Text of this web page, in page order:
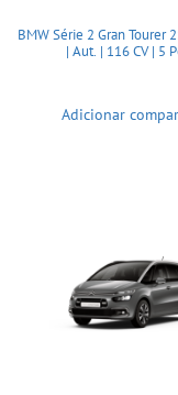
BMW Série 2 Gran Tourer
| Aut. | 116 CV | 5
Adicionar